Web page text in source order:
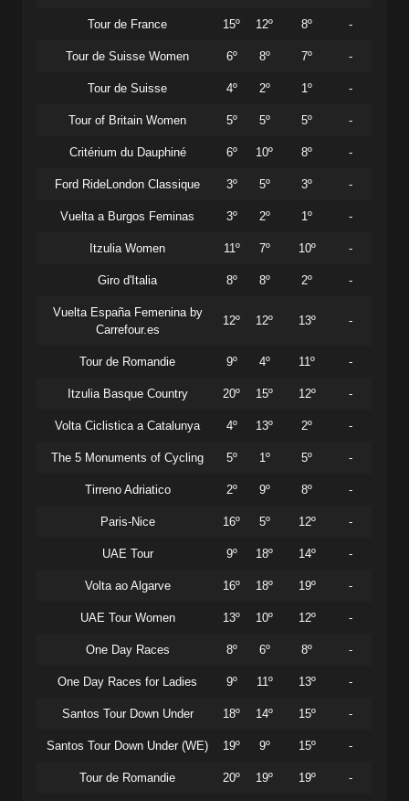
Tour de France 15º 12º 8º -
Tour de Suisse Women 6º 8º 7º -
Tour de Suisse 4º 2º 1º -
Tour of Britain Women 5º 5º 5º -
Critérium du Dauphiné 6º 10º 8º -
Ford RideLondon Classique 3º 5º 3º -
Vuelta a Burgos Feminas 3º 2º 1º -
Itzulia Women 11º 7º 10º -
Giro d'Italia 8º 8º 2º -
Vuelta España Femenina by
Carrefour.es
12º 12º 13º -
Tour de Romandie 9º 4º 11º -
Itzulia Basque Country 20º 15º 12º -
Volta Ciclistica a Catalunya 4º 13º 2º -
The 5 Monuments of Cycling 5º 1º 5º -
Tirreno Adriatico 2º 9º 8º -
Paris-Nice 16º 5º 12º -
UAE Tour 9º 18º 14º -
Volta ao Algarve 16º 18º 19º -
UAE Tour Women 13º 10º 12º -
One Day Races 8º 6º 8º -
One Day Races for Ladies 9º 11º 13º -
Santos Tour Down Under 18º 14º 15º -
Santos Tour Down Under (WE) 19º 9º 15º -
Tour de Romandie 20º 19º 19º -